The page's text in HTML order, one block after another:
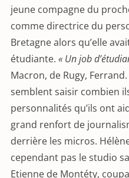
jeune compagne du
comme directrice du
Bretagne alors qu’elle
étudiante. « Un job
Macron, de Rugy, Ferrand.
semblent saisir combien
personnalités qu’ils ont
grand renfort de
derrière les micros.
cependant pas le studio
Etienne de Montéty,